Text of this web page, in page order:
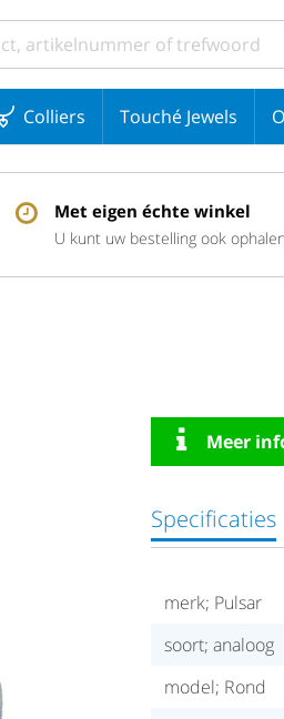
Colliers Touché Jewels
Met eigen échte winkel
U kunt uw bestelling ook ophalen
Meer
Specificaties
merk; Pulsar
soort; analoog
model; Rond